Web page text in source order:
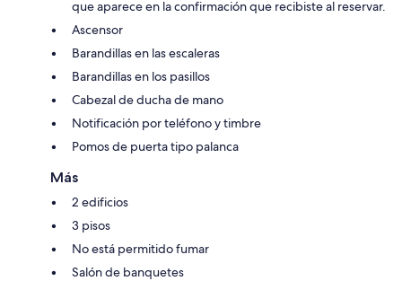
que aparece en la confirmación que recibiste al reservar.
Ascensor
Barandillas en las escaleras
Barandillas en los pasillos
Cabezal de ducha de mano
Notificación por teléfono y timbre
Pomos de puerta tipo palanca
Más
2 edificios
3 pisos
No está permitido fumar
Salón de banquetes